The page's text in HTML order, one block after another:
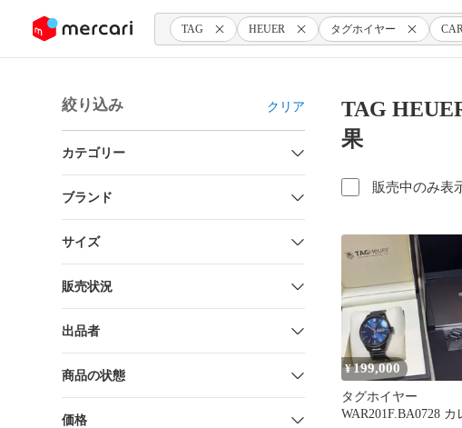
ツにスキップ TAG HEUER タグホイヤー
絞り込み クリア
カテゴリー
ブランド
サイズ
販売状況
出品者
商品の状態
価格
TAG
果
販売中のみ表
¥199,000
タグホイヤー
WAR201F.BA0728 カ